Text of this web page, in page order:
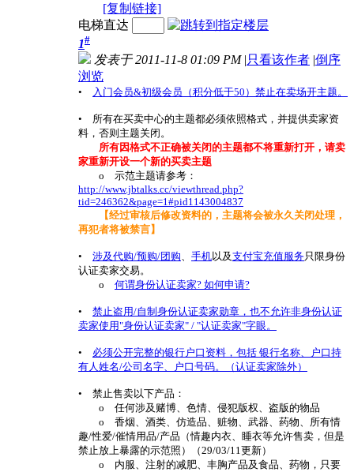
[复制链接]
电梯直达
1#
发表于 2011-11-8 01:09 PM |只看该作者 |倒序
浏览
• 入门会员&初级会员（积分低于50）禁止在卖场开主题。
• 所有在买卖中心的主题都必须依照格式，并提供卖家资
料，否则主题关闭。
所有因格式不正确被关闭的主题都不将重新打开，请卖
家重新开设一个新的买卖主题
o 示范主题请参考：
http://www.jbtalks.cc/viewthread.php?
tid=246362&page=1#pid1143004837
【经过审核后修改资料的，主题将会被永久关闭处理，
再犯者将被禁言】
• 涉及代购/预购/团购、 手机以及支付宝充值服务只限身份
认证卖家交易。
o 何谓身份认证卖家? 如何申请?
• 禁止盗用/自制身份认证卖家勋章，也不允许非身份认证
卖家使用"身份认证卖家" / "认证卖家"字眼。
• 必须公开完整的银行户口资料，包括 银行名称、户口持
有人姓名/公司名字、户口号码。（认证卖家除外）
• 禁止售卖以下产品：
o 任何涉及赌博、色情、侵犯版权、盗版的物品
o 香烟、酒类、仿造品、赃物、武器、药物、所有情
趣/性爱/催情用品/产品（情趣内衣、睡衣等允许售卖，但是
禁止放上暴露的示范照）（29/03/11更新）
o 内服、注射的减肥、丰胸产品及食品、药物，只要